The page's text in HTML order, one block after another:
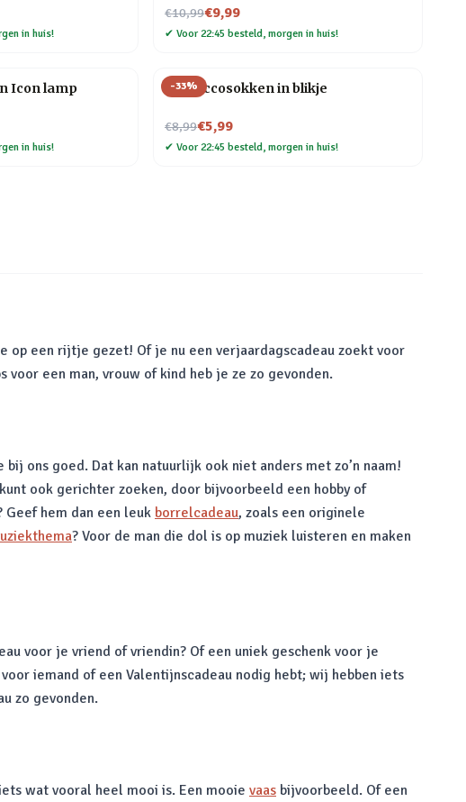
in huis!
€10,99
Nu voor€9,99
✔ Voor 22:45 besteld, morgen in huis!
Icon lamp
in huis!
-33%
Proseccosokken in blikje
€8,99
Nu voor€5,99
✔ Voor 22:45 besteld, morgen in huis!
op een rijtje gezet! Of je nu een verjaardagscadeau zoekt voor
een man, vrouw of kind heb je ze zo gevonden.
ons goed. Dat kan natuurlijk ook niet anders met zo’n naam!
ook gerichter zoeken, door bijvoorbeeld een hobby of
hem dan een leuk borrelcadeau, zoals een originele
? Voor de man die dol is op muziek luisteren en maken
voor je vriend of vriendin? Of een uniek geschenk voor je
iemand of een Valentijnscadeau nodig hebt; wij hebben iets
zo gevonden.
wat vooral heel mooi is. Een mooie vaas bijvoorbeeld. Of een